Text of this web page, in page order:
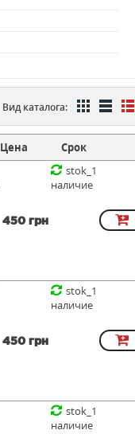
Вид каталога:
Цена Срок
450 грн
stok_1
наличие
450 грн
stok_1
наличие
stok_1
наличие